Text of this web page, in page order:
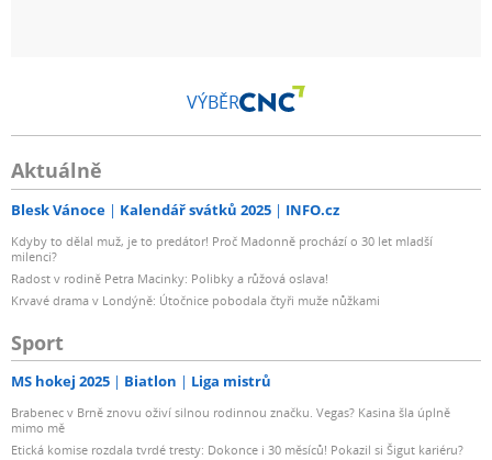
VÝBĚR
Aktuálně
Blesk Vánoce Kalendář svátků 2025 INFO.cz
Kdyby to dělal muž, je to predátor! Proč Madonně prochází o 30 let mladší
milenci?
Radost v rodině Petra Macinky: Polibky a růžová oslava!
Krvavé drama v Londýně: Útočnice pobodala čtyři muže nůžkami
Sport
MS hokej 2025 Biatlon Liga mistrů
Brabenec v Brně znovu oživí silnou rodinnou značku. Vegas? Kasina šla úplně
mimo mě
Etická komise rozdala tvrdé tresty: Dokonce i 30 měsíců! Pokazil si Šigut kariéru?